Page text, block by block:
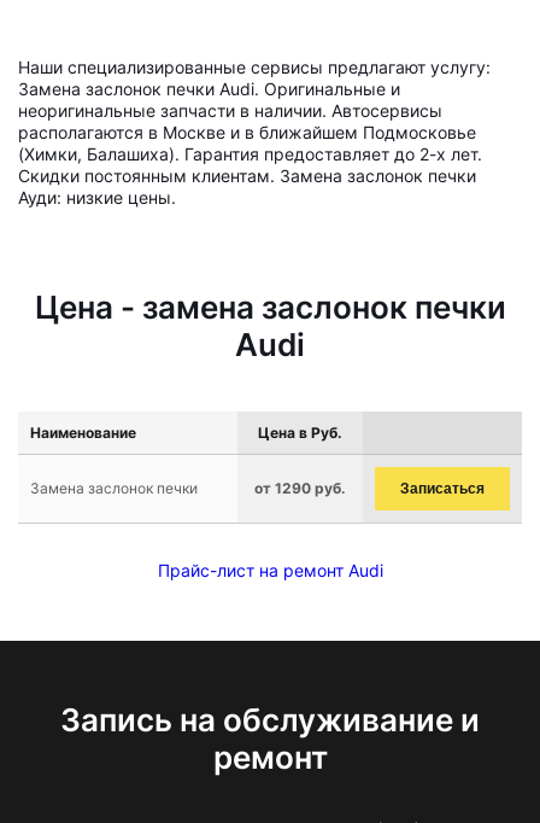
Наши специализированные сервисы предлагают услугу:
Замена заслонок печки Audi. Оригинальные и
неоригинальные запчасти в наличии. Автосервисы
располагаются в Москве и в ближайшем Подмосковье
(Химки, Балашиха). Гарантия предоставляет до 2-х лет.
Скидки постоянным клиентам. Замена заслонок печки
Ауди: низкие цены.
Цена - замена заслонок печки
Audi
Наименование Цена в Руб.
Замена заслонок печки от 1290 руб. Записаться
Прайс-лист на ремонт Audi
Запись на обслуживание и
ремонт